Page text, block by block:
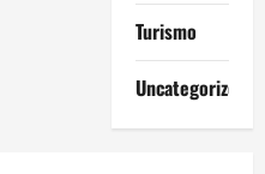
Turismo
Uncategorized